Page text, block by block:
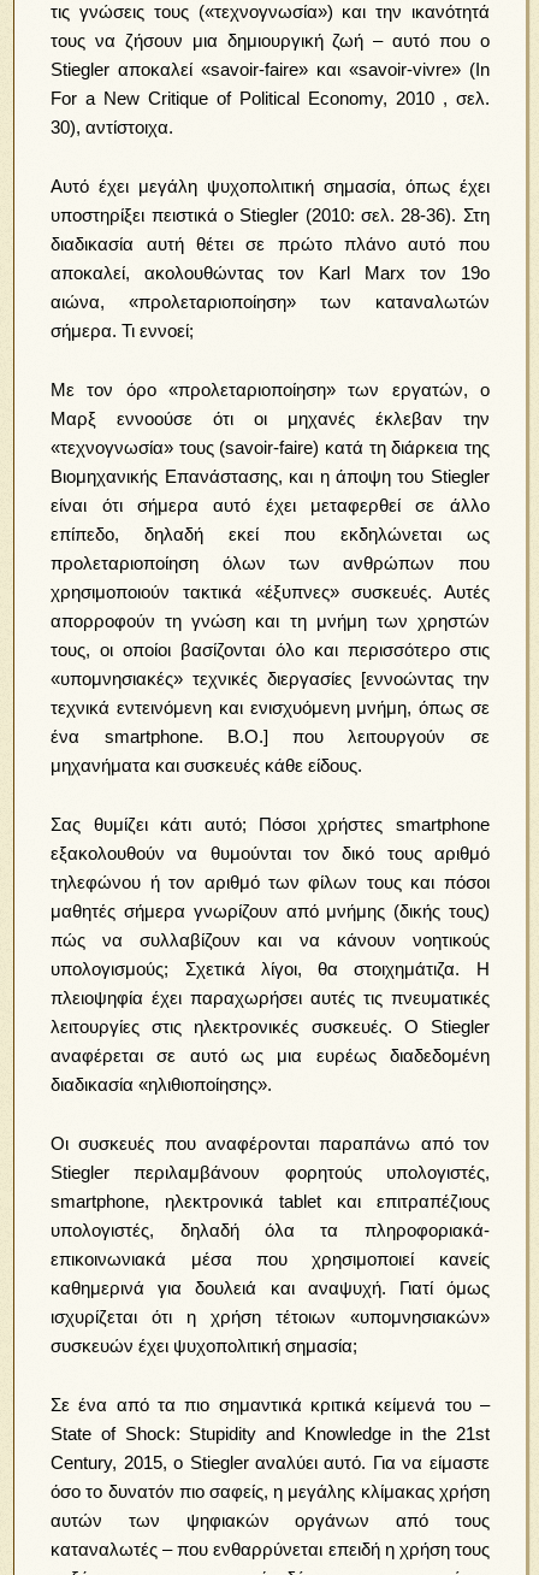
τις γνώσεις τους («τεχνογνωσία») και την ικανότητά
τους να ζήσουν μια δημιουργική ζωή – αυτό που ο
Stiegler αποκαλεί «savoir-faire» και «savoir-vivre» (In
For a New Critique of Political Economy, 2010 , σελ.
30), αντίστοιχα.
Αυτό έχει μεγάλη ψυχοπολιτική σημασία, όπως έχει
υποστηρίξει πειστικά ο Stiegler (2010: σελ. 28-36). Στη
διαδικασία αυτή θέτει σε πρώτο πλάνο αυτό που
αποκαλεί, ακολουθώντας τον Karl Marx τον 19ο
αιώνα, «προλεταριοποίηση» των καταναλωτών
σήμερα. Τι εννοεί;
Με τον όρο «προλεταριοποίηση» των εργατών, ο
Μαρξ εννοούσε ότι οι μηχανές έκλεβαν την
«τεχνογνωσία» τους (savoir-faire) κατά τη διάρκεια της
Βιομηχανικής Επανάστασης, και η άποψη του Stiegler
είναι ότι σήμερα αυτό έχει μεταφερθεί σε άλλο
επίπεδο, δηλαδή εκεί που εκδηλώνεται ως
προλεταριοποίηση όλων των ανθρώπων που
χρησιμοποιούν τακτικά «έξυπνες» συσκευές. Αυτές
απορροφούν τη γνώση και τη μνήμη των χρηστών
τους, οι οποίοι βασίζονται όλο και περισσότερο στις
«υπομνησιακές» τεχνικές διεργασίες [εννοώντας την
τεχνικά εντεινόμενη και ενισχυόμενη μνήμη, όπως σε
ένα smartphone. Β.Ο.] που λειτουργούν σε
μηχανήματα και συσκευές κάθε είδους.
Σας θυμίζει κάτι αυτό; Πόσοι χρήστες smartphone
εξακολουθούν να θυμούνται τον δικό τους αριθμό
τηλεφώνου ή τον αριθμό των φίλων τους και πόσοι
μαθητές σήμερα γνωρίζουν από μνήμης (δικής τους)
πώς να συλλαβίζουν και να κάνουν νοητικούς
υπολογισμούς; Σχετικά λίγοι, θα στοιχημάτιζα. Η
πλειοψηφία έχει παραχωρήσει αυτές τις πνευματικές
λειτουργίες στις ηλεκτρονικές συσκευές. Ο Stiegler
αναφέρεται σε αυτό ως μια ευρέως διαδεδομένη
διαδικασία «ηλιθιοποίησης».
Οι συσκευές που αναφέρονται παραπάνω από τον
Stiegler περιλαμβάνουν φορητούς υπολογιστές,
smartphone, ηλεκτρονικά tablet και επιτραπέζιους
υπολογιστές, δηλαδή όλα τα πληροφοριακά-
επικοινωνιακά μέσα που χρησιμοποιεί κανείς
καθημερινά για δουλειά και αναψυχή. Γιατί όμως
ισχυρίζεται ότι η χρήση τέτοιων «υπομνησιακών»
συσκευών έχει ψυχοπολιτική σημασία;
Σε ένα από τα πιο σημαντικά κριτικά κείμενά του –
State of Shock: Stupidity and Knowledge in the 21st
Century, 2015, ο Stiegler αναλύει αυτό. Για να είμαστε
όσο το δυνατόν πιο σαφείς, η μεγάλης κλίμακας χρήση
αυτών των ψηφιακών οργάνων από τους
καταναλωτές – που ενθαρρύνεται επειδή η χρήση τους